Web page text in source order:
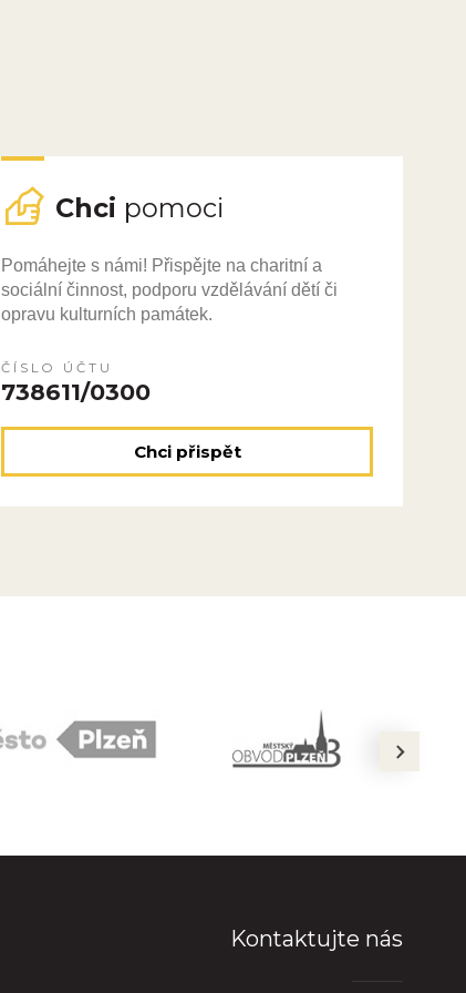
Chci pomoci
Pomáhejte s námi! Přispějte na charitní a
sociální činnost, podporu vzdělávání dětí či
opravu kulturních památek.
ČÍSLO ÚČTU
738611/0300
Chci přispět
next
Kontaktujte nás